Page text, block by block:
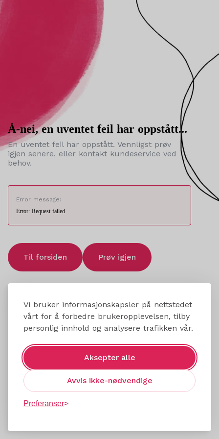
Vi bruker informasjonskapsler på nettstedet
vårt for å forbedre brukeropplevelsen, tilby
personlig innhold og analysere trafikken vår.
Aksepter alle
Avvis ikke-nødvendige
Preferanser
Å-nei, en uventet feil har oppstått...
En uventet feil har oppstått. Vennligst prøv
igjen senere, eller kontakt kundeservice ved
behov.
Error message:
Error: Request failed
Til forsiden Prøv igjen